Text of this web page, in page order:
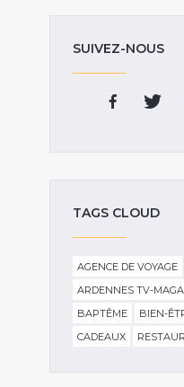
SUIVEZ-NOUS
TAGS CLOUD
AGENCE DE VOYAGE
ARDENNES TV-
BAPTÊME
BIEN-
CADEAUX